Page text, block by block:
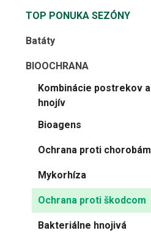
TOP PONUKA SEZÓNY
Batáty
BIOOCHRANA
Kombinácie postrekov a
hnojív
Bioagens
Ochrana proti chorobám
Mykorhíza
Ochrana proti škodcom
Bakteriálne hnojivá